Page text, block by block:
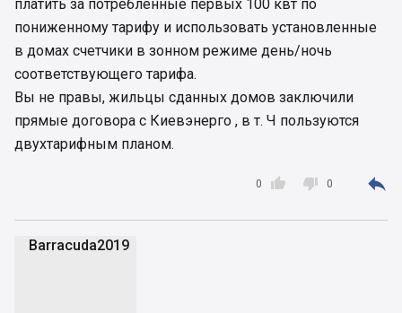
платить за потребленные первых 100 квт по
пониженному тарифу и использовать установленные
в домах счетчики в зонном режиме день/ночь
соответствующего тарифа.
Вы не правы, жильцы сданных домов заключили
прямые договора с Киевэнерго , в т. Ч пользуются
двухтарифным планом.

0  0 
Barracuda2019